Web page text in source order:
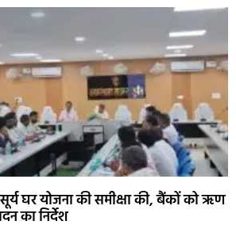
घर योजना की समीक्षा की, बैंकों को ऋण
का निर्देश